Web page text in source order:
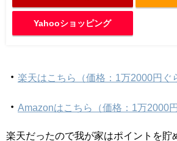
Yahooショッピング
・ 楽天はこちら（価格：1万2000円ぐ
・ Amazonはこちら（価格：1万2000
楽天だったので我が家はポイントを貯